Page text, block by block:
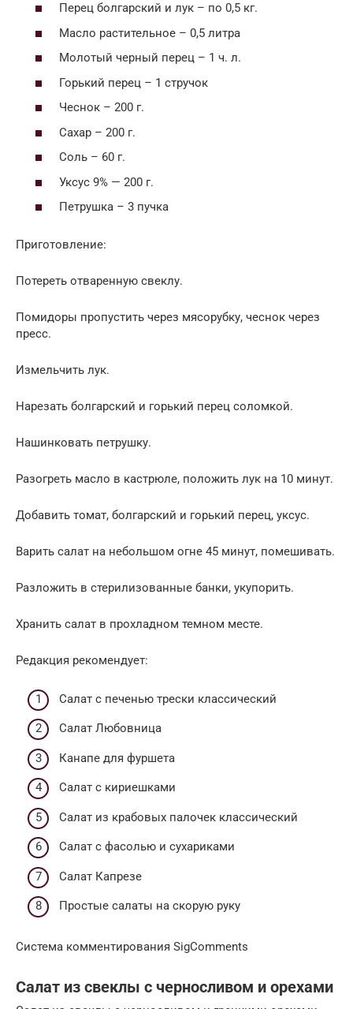
Перец болгарский и лук – по 0,5 кг.
Масло растительное – 0,5 литра
Молотый черный перец – 1 ч. л.
Горький перец – 1 стручок
Чеснок – 200 г.
Сахар – 200 г.
Соль – 60 г.
Уксус 9% — 200 г.
Петрушка – 3 пучка
Приготовление:
Потереть отваренную свеклу.
Помидоры пропустить через мясорубку, чеснок через
пресс.
Измельчить лук.
Нарезать болгарский и горький перец соломкой.
Нашинковать петрушку.
Разогреть масло в кастрюле, положить лук на 10 минут.
Добавить томат, болгарский и горький перец, уксус.
Варить салат на небольшом огне 45 минут, помешивать.
Разложить в стерилизованные банки, укупорить.
Хранить салат в прохладном темном месте.
Редакция рекомендует:
Cалат с печенью трески классический
Салат Любовница
Канапе для фуршета
Салат с кириешками
Салат из крабовых палочек классический
Салат с фасолью и сухариками
Салат Капрезе
Простые салаты на скорую руку
Система комментирования SigComments
Салат из свеклы с черносливом и орехами